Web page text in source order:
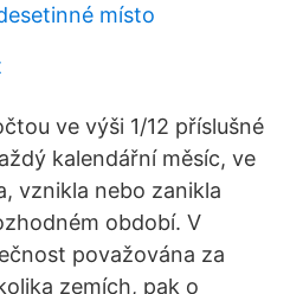
místo
ve výši 1/12 příslušné
kalendářní měsíc, ve
vznikla nebo zanikla
období. V
považována za
zemích, pak o